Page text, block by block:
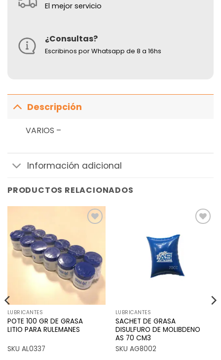
El mejor servicio
¿Consultas?
Escribinos por Whatsapp de 8 a 16hs
Descripción
VARIOS –
Información adicional
PRODUCTOS RELACIONADOS
lista de
deseos
LUBRICANTES
POTE 100 GR DE GRASA
LITIO PARA RULEMANES
SKU AL0337
LUBRICANTES
SACHET DE GRASA
DISULFURO DE MOLIBDENO
AS 70 CM3
SKU AG8002